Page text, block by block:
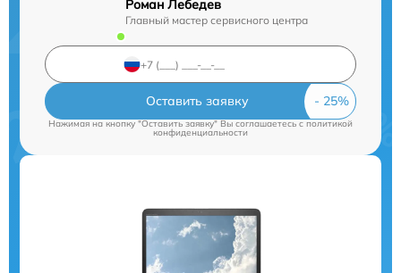
Роман Лебедев
Главный мастер сервисного центра
Оставить заявку
Нажимая на кнопку "Оставить заявку" Вы соглашаетесь cполитикой
конфиденциальности